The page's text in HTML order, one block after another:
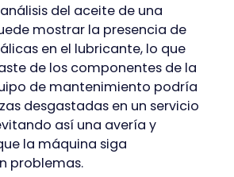
del aceite de una
mostrar la presencia de
en el lubricante, lo que
de los componentes de la
de mantenimiento podría
desgastadas en un servicio
así una avería y
la máquina siga
problemas.